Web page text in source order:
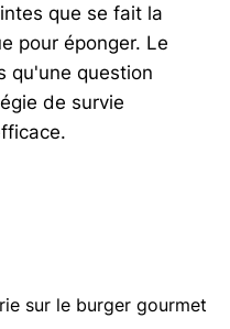
que se fait la
pour éponger. Le
qu'une question
de survie
sur le burger gourmet